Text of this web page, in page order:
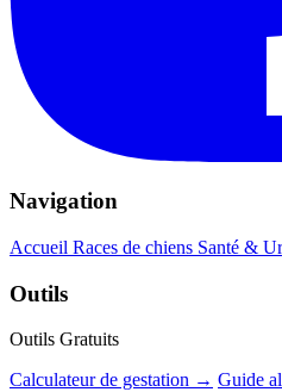
Navigation
Accueil Races de chiens Santé &
Outils
Outils Gratuits
Calculateur de gestation → Guide